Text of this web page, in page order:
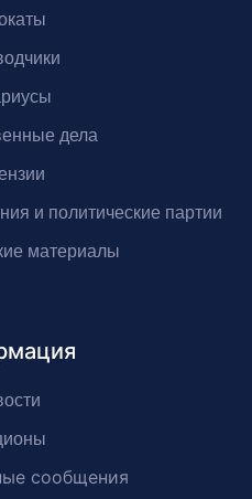
дела
и политические партии
материалы
сообщения